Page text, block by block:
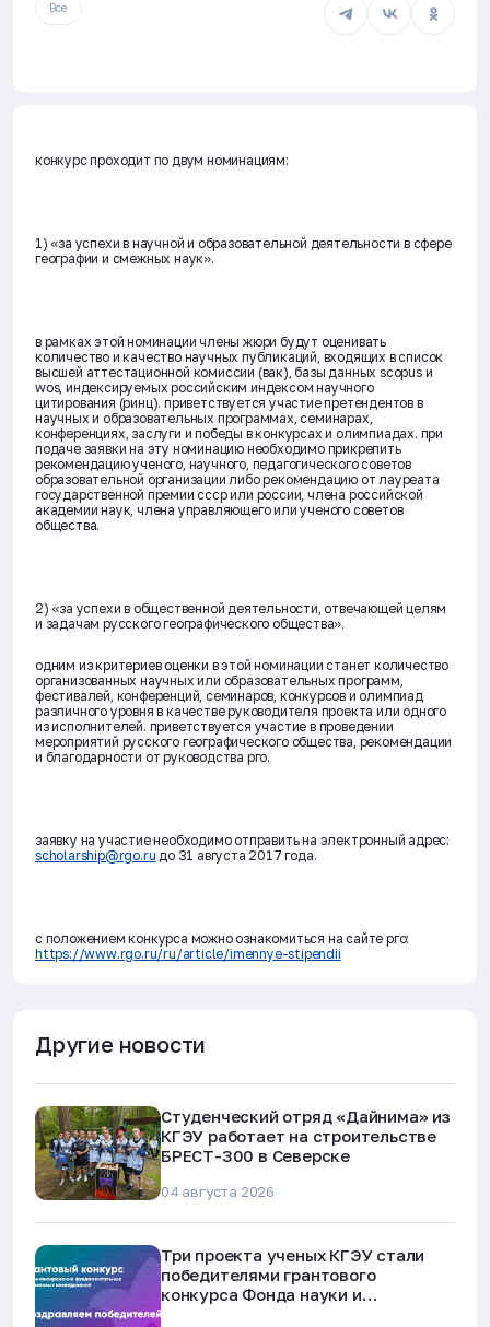
Все
конкурс проходит по двум номинациям:
1) «за успехи в научной и образовательной деятельности в сфере
географии и смежных наук».
в рамках этой номинации члены жюри будут оценивать
количество и качество научных публикаций, входящих в список
высшей аттестационной комиссии (вак), базы данных scopus и
wos, индексируемых российским индексом научного
цитирования (ринц). приветствуется участие претендентов в
научных и образовательных программах, семинарах,
конференциях, заслуги и победы в конкурсах и олимпиадах. при
подаче заявки на эту номинацию необходимо прикрепить
рекомендацию ученого, научного, педагогического советов
образовательной организации либо рекомендацию от лауреата
государственной премии ссср или россии, члена российской
академии наук, члена управляющего или ученого советов
общества.
​2)​ «за успехи в общественной деятельности, отвечающей целям
и задачам русского географического общества».
одним из критериев оценки в этой номинации станет количество
организованных научных или образовательных программ,
фестивалей, конференций, семинаров, конкурсов и олимпиад
различного уровня в качестве руководителя проекта или одного
из исполнителей. приветствуется участие в проведении
мероприятий русского географического общества, рекомендации
и благодарности от руководства рго.
заявку на участие необходимо отправить на электронный адрес:
scholarship@rgo.ru до 31 августа 2017 года.
с положением конкурса можно ознакомиться на сайте рго:
https://www.rgo.ru/ru/article/imennye-stipendii
Другие новости
Студенческий отряд «Дайнима» из
КГЭУ работает на строительстве
БРЕСТ-300 в Северске
04 августа 2026
Три проекта ученых КГЭУ стали
победителями грантового
конкурса Фонда науки и